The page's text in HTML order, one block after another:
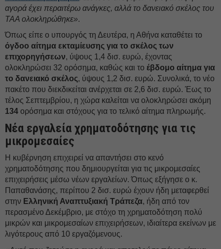
αγορά έχει περαιτέρω ανάγκες, αλλά το δανειακό σκέλος του
ΤΑΑ ολοκληρώθηκε».
Όπως είπε ο υπουργός τη Δευτέρα, η Αθήνα καταθέτει το
όγδοο αίτημα εκταμίευσης για το σκέλος των
επιχορηγήσεων, ύψους 1,4 δισ. ευρώ, έχοντας
ολοκληρώσει 32 ορόσημα, καθώς και το έβδομο αίτημα για
το δανειακό σκέλος, ύψους 1,2 δισ. ευρώ. Συνολικά, το νέο
πακέτο που διεκδικείται ανέρχεται σε 2,6 δισ. ευρώ. Έως το
τέλος Σεπτεμβρίου, η χώρα καλείται να ολοκληρώσει ακόμη
134 ορόσημα και στόχους για το τελικό αίτημα πληρωμής.
Νέα εργαλεία χρηματοδότησης για τις
μικρομεσαίες
Η κυβέρνηση επιχειρεί να απαντήσει στο κενό
χρηματοδότησης που δημιουργείται για τις μικρομεσαίες
επιχειρήσεις μέσω νέων εργαλείων. Όπως εξήγησε ο κ.
Παπαθανάσης, περίπου 2 δισ. ευρώ έχουν ήδη μεταφερθεί
στην Ελληνική Αναπτυξιακή Τράπεζα, ήδη από τον
περασμένο Δεκέμβριο, με στόχο τη χρηματοδότηση πολύ
μικρών και μικρομεσαίων επιχειρήσεων, ιδιαίτερα εκείνων με
λιγότερους από 10 εργαζόμενους.